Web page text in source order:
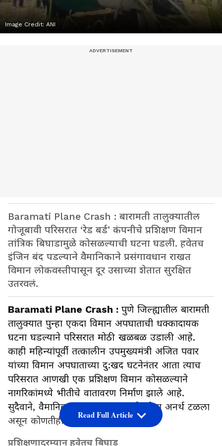
Image Credit: ANI
Baramati Plane Crash : बारामती तालुक्यातील
गोजूबावी परिसरात ‘रेड बर्ड’ कंपनीचे प्रशिक्षण विमान
तांत्रिक बिघाडामुळे कोसळल्याची घटना घडली. हवेतच
इंजिन बंद पडल्याने वैमानिकाने प्रसंगावधान राखत
विमान लोकवस्तीपासून दूर उसाच्या शेतात सुरक्षित
उतरवलं.
Baramati Plane Crash : पुणे जिल्ह्यातील बारामती
तालुक्यात पुन्हा एकदा विमान अपघाताची धक्कादायक
घटना घडल्याने परिसरात मोठी खळबळ उडाली आहे.
काही महिन्यांपूर्वी तत्कालीन उपमुख्यमंत्री अजित पवार
यांच्या विमान अपघाताच्या दु:खद घटनेनंतर आता त्याच
परिसरात आणखी एक प्रशिक्षण विमान कोसळल्याने
नागरिकांमध्ये भीतीचे वातावरण निर्माण झाले आहे.
सुदैवाने, वैमानिकाच्या प्रसंगावधानामुळे मोठा अनर्थ टळला
असून कोणतीही जीवितहानी झालेली नाही.
प्रशिक्षणादरम्यान हवेतच बिघाड
Read Full Article